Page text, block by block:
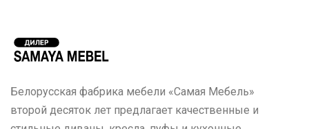
Белорусская фабрика мебели «Самая Мебель»
второй десяток лет предлагает качественные и